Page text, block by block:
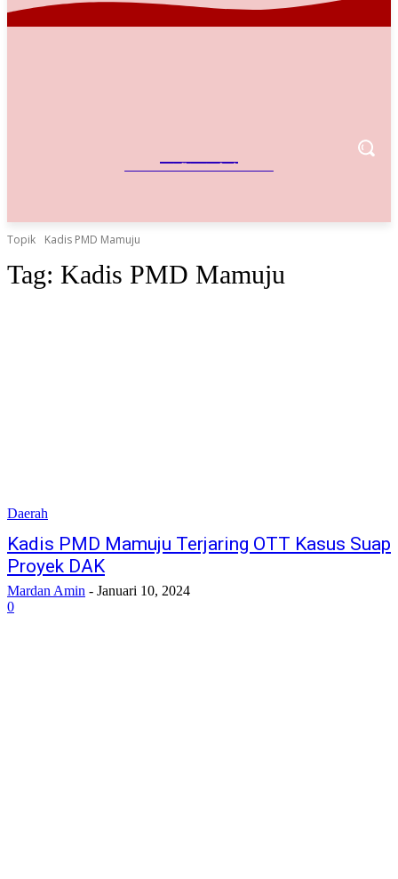
Referensi Bisnis Indonesia
Topik Kadis PMD Mamuju
Tag: Kadis PMD Mamuju
Daerah
Kadis PMD Mamuju Terjaring OTT Kasus Suap
Proyek DAK
Mardan Amin - Januari 10, 2024
0